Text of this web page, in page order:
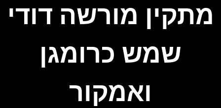
מתקין מורשה דודי
שמש כרומגן
ואמקור